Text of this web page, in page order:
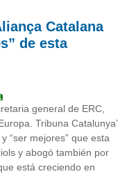
Catalana
de esta
general de ERC,
Tribuna Catalunya’
“ser mejores” que esta
y abogó también por
está creciendo en